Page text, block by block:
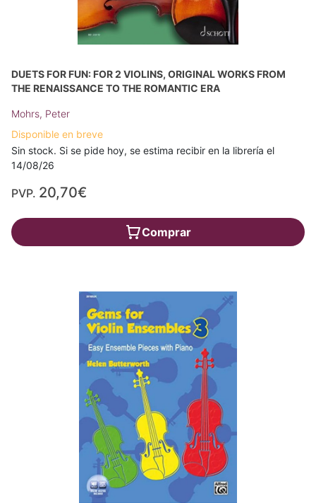
DUETS FOR FUN: FOR 2 VIOLINS, ORIGINAL WORKS FROM
THE RENAISSANCE TO THE ROMANTIC ERA
Mohrs, Peter
Disponible en breve
Sin stock. Si se pide hoy, se estima recibir en la librería el
14/08/26
PVP. 20,70€
Comprar